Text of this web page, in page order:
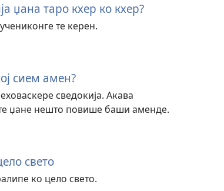
џана таро кхер ко кхер?
те керен.
сием амен?
сведокија. Акава
џане нешто повише баши аменде.
свето
ко цело свето.